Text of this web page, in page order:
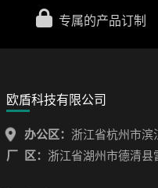
专属的产品订制
欧盾科技有限公司
办公区： 浙江省杭州市
厂 区： 浙江省湖州市德清